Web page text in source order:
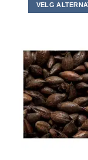
VELG
flere
kan
på